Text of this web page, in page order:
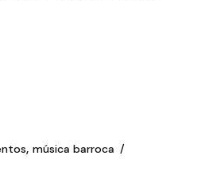
música barroca